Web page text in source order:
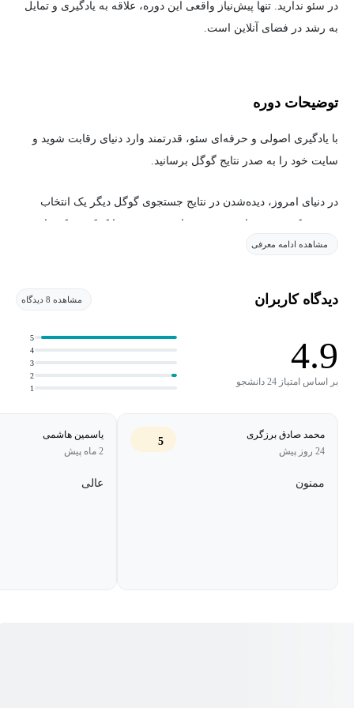
در سئو ندارید. تنها پیش‌نیاز واقعی این دوره، علاقه به یادگیری و تمایل
به رشد در فضای آنلاین است.
توضیحات دوره
با یادگیری اصولی و حرفه‌ای سئو، قدرتمند وارد دنیای رقابت شوید و
سایت خود را به صدر نتایج گوگل برسانید.
در دنیای امروز، دیده‌شدن در نتایج جستجوی گوگل دیگر یک انتخاب
نیست؛ یک ضرورت است. دوره‌ مبانی سئو به شما کمک می‌کند تا به
شکلی علمی، عملی و اصولی، مسیر بهینه‌سازی سایت و کسب درآمد
سئو است و به‌جای تکرار تئوری‌های قدیمی، مفاهیمی کاربردی و مبتنی
بر واقعیت بازار ایران را آموزش می‌دهد.
در این فصل از دوره، شما با مفاهیمی آشنا می‌شوید که پایه و اساس
موفقیت در سئو هستند. از شناخت عمیق دنیای سئو و چالش‌های آن
چگونه با تفکر درست و صداقت حرفه‌ای مسیر رشد پایدارتری در این
مشاهده ادامه معرفی
دیدگاه کاربران مشاهده 8 دیدگاه
4.9
بر اساس امتیاز 24 دانشجو
1
2
3
4
5
محمد صادق برزگری
24 روز پیش
5
ممنون
یاسمین هاشمی
2 ماه پیش
عالی